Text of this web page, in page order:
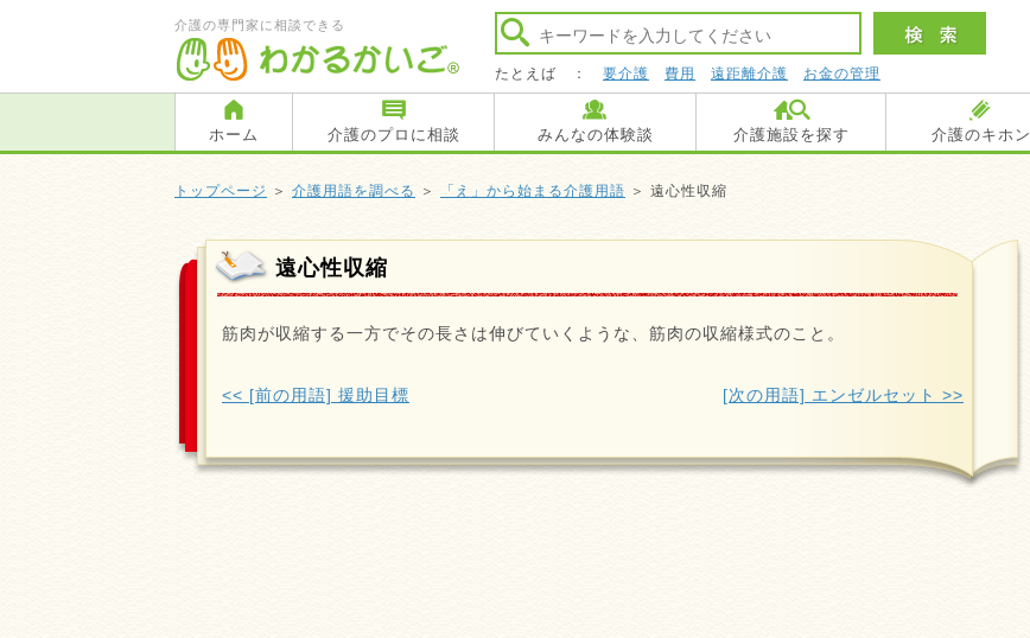
介護の専門家に相談できる
たとえば ： 要介護 費用 遠距離介護 お金の管理
ホーム 介護のプロに相談 みんなの体験談 介護施設を探す 介護のキホン
トップページ ＞ 介護用語を調べる ＞ 「え」から始まる介護用語 ＞ 遠心性収縮
遠心性収縮
筋肉が収縮する一方でその長さは伸びていくような、筋肉の収縮様式のこと。
<< [前の用語] 援助目標 [次の用語] エンゼルセット >>